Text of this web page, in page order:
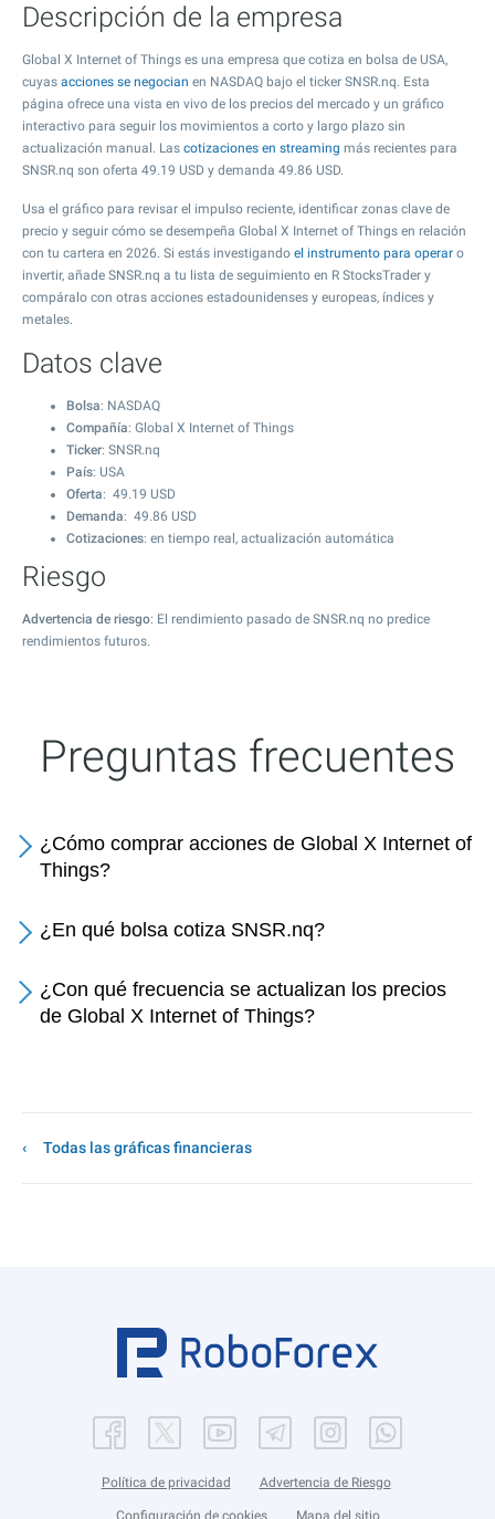
Descripción de la empresa
Global X Internet of Things es una empresa que cotiza en bolsa de USA,
cuyas acciones se negocian en NASDAQ bajo el ticker SNSR.nq. Esta
página ofrece una vista en vivo de los precios del mercado y un gráfico
interactivo para seguir los movimientos a corto y largo plazo sin
actualización manual. Las cotizaciones en streaming más recientes para
SNSR.nq son oferta 49.19 USD y demanda 49.86 USD.
Usa el gráfico para revisar el impulso reciente, identificar zonas clave de
precio y seguir cómo se desempeña Global X Internet of Things en relación
con tu cartera en 2026. Si estás investigando el instrumento para operar o
invertir, añade SNSR.nq a tu lista de seguimiento en R StocksTrader y
compáralo con otras acciones estadounidenses y europeas, índices y
metales.
Datos clave
Bolsa: NASDAQ
Compañía: Global X Internet of Things
Ticker: SNSR.nq
País: USA
Oferta: 49.19 USD
Demanda: 49.86 USD
Cotizaciones: en tiempo real, actualización automática
Riesgo
Advertencia de riesgo: El rendimiento pasado de SNSR.nq no predice
rendimientos futuros.
Preguntas frecuentes
¿Cómo comprar acciones de Global X Internet of
Things?
¿En qué bolsa cotiza SNSR.nq?
¿Con qué frecuencia se actualizan los precios
de Global X Internet of Things?
Todas las gráficas financieras
Política de privacidad Advertencia de Riesgo
Configuración de cookies Mapa del sitio